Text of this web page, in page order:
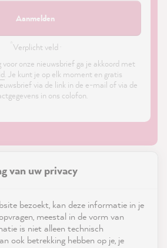
Aanmelden
Verplicht veld ·
onze nieuwsbrief ga je akkoord met
. Je kunt je op elk moment en gratis
via de link in de e-mail of via de
in ons colofon.
van uw privacy
bezoekt, kan deze informatie in je
meestal in de vorm van
is niet alleen technisch
ook betrekking hebben op je, je
reviews-io